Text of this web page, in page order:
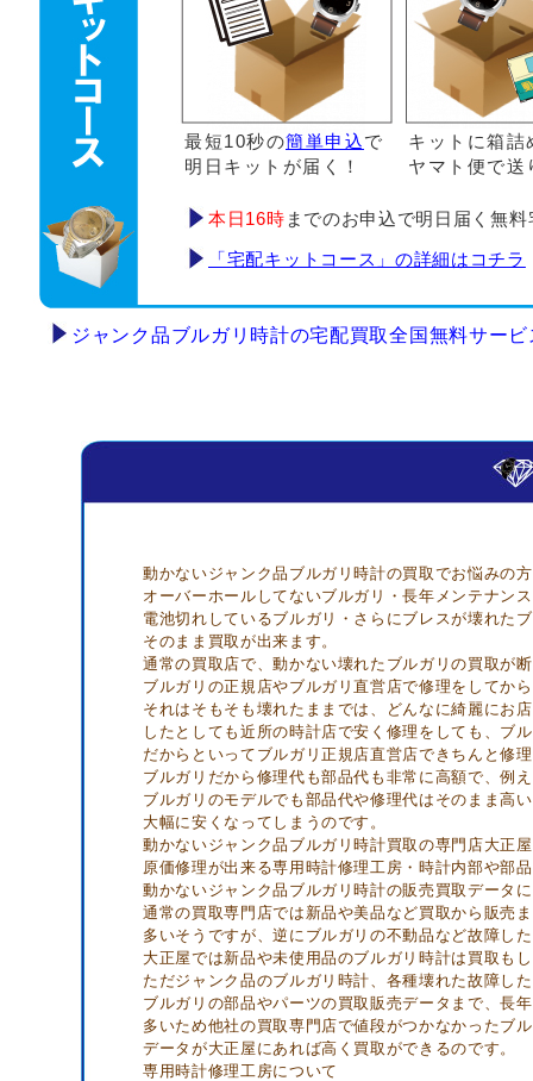
最短10秒の簡単申込で
明日キットが届く！
キットに箱詰
ヤマト便で送
本日16時 までのお申込で明日届く無
「宅配キットコース」の詳細はコチラ
ジャンク品ブルガリ時計の宅配買取全国無料サー
動かないジャンク品ブルガリ時計の買取でお悩みの
オーバーホールしてないブルガリ・長年メンテナ
電池切れしているブルガリ・さらにブレスが壊れた
そのまま買取が出来ます。
通常の買取店で、動かない壊れたブルガリの買取が
ブルガリの正規店やブルガリ直営店で修理をしてか
それはそもそも壊れたままでは、どんなに綺麗にお
したとしても近所の時計店で安く修理をしても、ブ
だからといってブルガリ正規店直営店できちんと修
ブルガリだから修理代も部品代も非常に高額で、例
ブルガリのモデルでも部品代や修理代はそのまま高
大幅に安くなってしまうのです。
動かないジャンク品ブルガリ時計買取の専門店大正
原価修理が出来る専用時計修理工房・時計内部や部
動かないジャンク品ブルガリ時計の販売買取データ
通常の買取専門店では新品や美品など買取から販売
多いそうですが、逆にブルガリの不動品など故障し
大正屋では新品や未使用品のブルガリ時計は買取も
ただジャンク品のブルガリ時計、各種壊れた故障し
ブルガリの部品やパーツの買取販売データまで、長
多いため他社の買取専門店で値段がつかなかったブ
データが大正屋にあれば高く買取ができるのです。
専用時計修理工房について